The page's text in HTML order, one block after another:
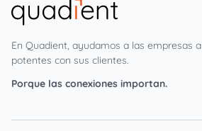
En Quadient, ayudamos a las empresas
potentes con sus clientes.
Porque las conexiones importan.